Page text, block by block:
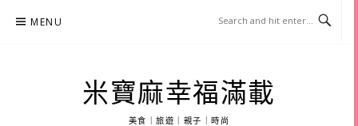
MENU
米寶麻幸福滿載
美食｜旅遊｜親子｜時尚